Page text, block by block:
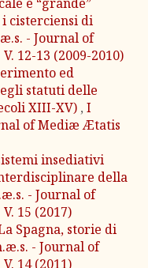
i cisterciensi di
- Journal of
12-13 (2009-2010)
ed
statuti delle
XIII-XV) , I
of Mediæ Ætatis
insediativi
della
- Journal of
15 (2017)
Spagna, storie di
- Journal of
14 (2011)